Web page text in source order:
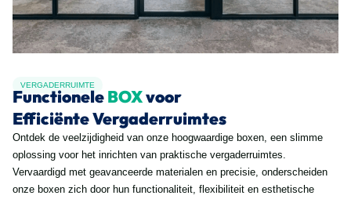
VERGADERRUIMTE
FunctioneleBOXvoor
Efficiënte Vergaderruimtes
Ontdek de veelzijdigheid van onze hoogwaardige boxen, een slimme
oplossing voor het inrichten van praktische vergaderruimtes.
Vervaardigd met geavanceerde materialen en precisie, onderscheiden
onze boxen zich door hun functionaliteit, flexibiliteit en esthetische